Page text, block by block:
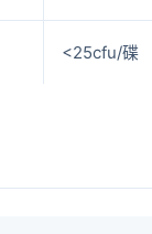
<25cfu/碟